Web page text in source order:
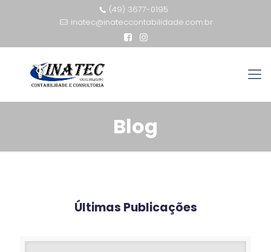
(49) 3677-0195
inatec@inateccontabilidade.com.br
Blog
Últimas Publicações